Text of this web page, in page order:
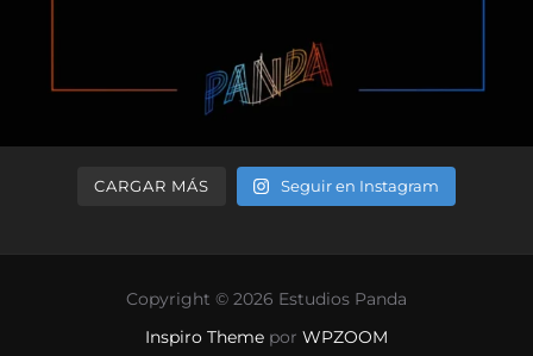
CARGAR MÁS Seguir en Instagram
Copyright © 2026 Estudios Panda
Inspiro Theme por WPZOOM